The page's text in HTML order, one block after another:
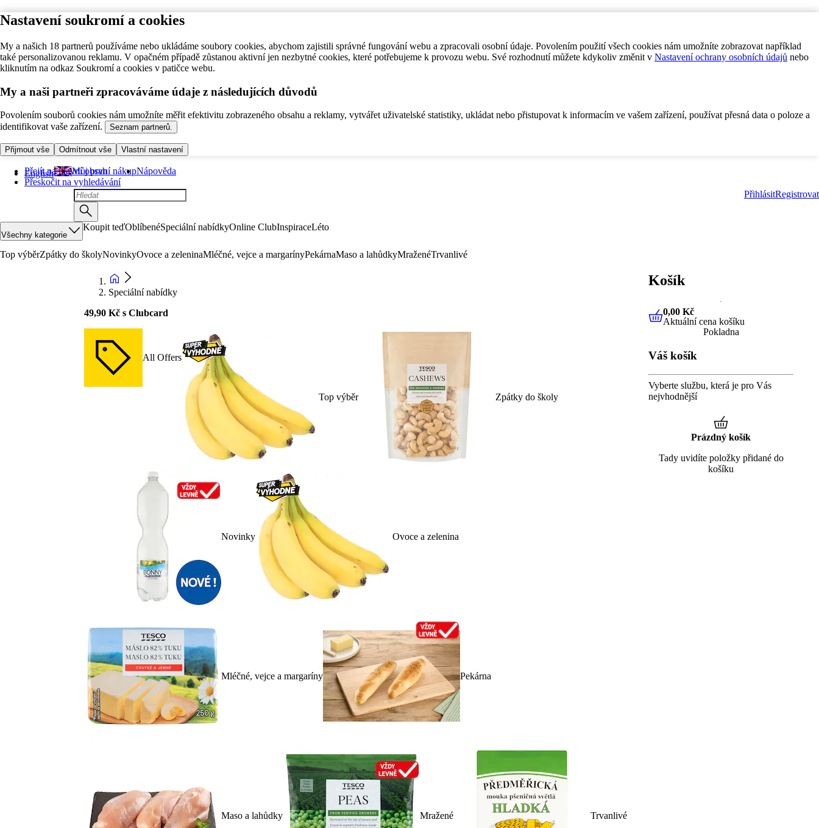
Nastavení soukromí a cookies
My a našich 18 partnerů používáme nebo ukládáme soubory cookies, abychom zajistili správné fungování webu a zpracovali osobní údaje. Povolením použití všech cookies nám umožníte zobrazovat například
také personalizovanou reklamu. V opačném případě zůstanou aktivní jen nezbytné cookies, které potřebujeme k provozu webu. Své rozhodnutí můžete kdykoliv změnit v Nastavení ochrany osobních údajů nebo
kliknutím na odkaz Soukromí a cookies v patičce webu.
My a naši partneři zpracováváme údaje z následujících důvodů
Povolením souborů cookies nám umožníte měřit efektivitu zobrazeného obsahu a reklamy, vytvářet uživatelské statistiky, ukládat nebo přistupovat k informacím ve vašem zařízení, používat přesná data o poloze a
identifikovat vaše zařízení.
Seznam partnerů.
Přijmout vše Odmítnout vše Vlastní nastavení
Přejít na hlavní obsah
Přeskočit na vyhledávání
English Můj první nákupNápověda
PřihlásitRegistrovat
Všechny kategorie
Koupit teďOblíbenéSpeciální nabídkyOnline ClubInspiraceLéto
Top výběrZpátky do školyNovinkyOvoce a zeleninaMléčné, vejce a margarínyPekárnaMaso a lahůdkyMraženéTrvanlivé
Speciální nabídky
49,90 Kč s Clubcard
All Offers
Top výběr Zpátky do školy
Novinky Ovoce a zelenina
Mléčné, vejce a margaríny Pekárna
Maso a lahůdky Mražené Trvanlivé
Košík
0,00 KčAktuální cena košíku
0,00 Kč
Aktuální cena košíku
Pokladna
Váš košík
Vyberte službu, která je pro Vás
nejvhodnější
Prázdný košík
Tady uvidíte položky přidané do
košíku